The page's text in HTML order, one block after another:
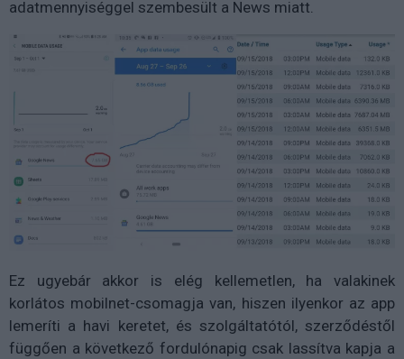
adatmennyiséggel szembesült a News miatt.
Ez ugyebár akkor is elég kellemetlen, ha valakinek
korlátos mobilnet-csomagja van, hiszen ilyenkor az app
lemeríti a havi keretet, és szolgáltatótól, szerződéstől
függően a következő fordulónapig csak lassítva kapja a